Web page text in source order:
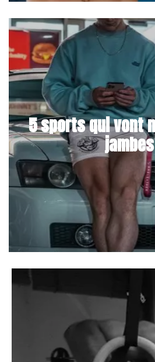
5 sports qui vont
jambes